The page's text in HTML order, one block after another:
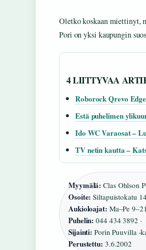
Oletko koskaan miettinyt,
Pori on yksi kaupungin
4 LIITTYVAA
Roborock Qrevo
Estä puhelimen
Ido WC Varaosat –
TV netin kautta –
Myymälä: Clas Ohlson
Osoite: Siltapuistokatu
Aukioloajat: Ma–Pe
Puhelin: 044 434 3892 ·
Sijainti: Porin Puuvilla -
Perustettu: 3.6.2002